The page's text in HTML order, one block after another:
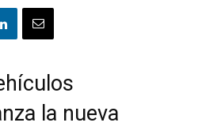
la nueva